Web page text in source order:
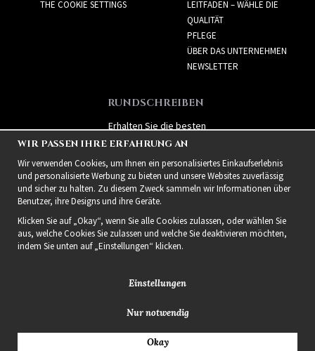
THE COOKIE SETTINGS
LEITFADEN – WÄHLE DIE
QUALITÄT
PFLEGE
ÜBER DAS UNTERNEHMEN
NEWSLETTER
RUNDSCHREIBEN
Erhalten Sie die besten
Angebote und spannende
neue Produkte!
2021 Delightful Hair
WIR PASSEN IHRE ERFAHRUNG AN
Wir verwenden Cookies, um Ihnen ein personalisiertes Einkaufserlebnis
und personalisierte Werbung zu bieten und unsere Websites zuverlässig
und sicher zu halten. Zu diesem Zweck sammeln wir Informationen über
Benutzer, ihre Designs und ihre Geräte.
Klicken Sie auf „Okay“, wenn Sie alle Cookies zulassen, oder wählen Sie
aus, welche Cookies Sie zulassen und welche Sie deaktivieren möchten,
indem Sie unten auf „Einstellungen“ klicken.
Einstellungen
Nur notwendig
Okay